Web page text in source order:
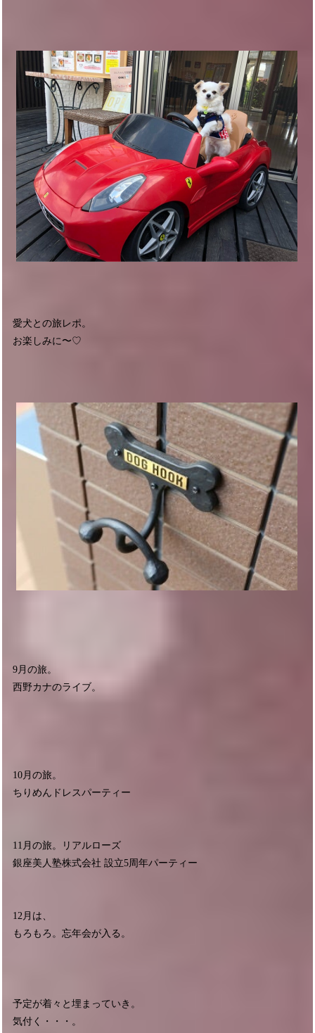
愛犬との旅レポ。
お楽しみに〜♡
9月の旅。
西野カナのライブ。
10月の旅。
ちりめんドレスパーティー
11月の旅。リアルローズ
銀座美人塾株式会社 設立5周年パーティー
12月は、
もろもろ。忘年会が入る。
予定が着々と埋まっていき。
気付く・・・。